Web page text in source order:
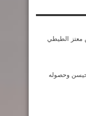
معتز الطيطي
وحصوله